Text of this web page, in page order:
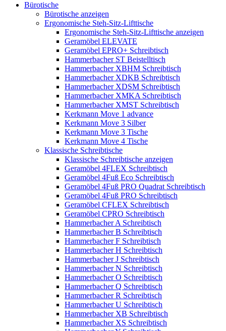
Bürotische
Bürotische anzeigen
Ergonomische Steh-Sitz-Lifttische
Ergonomische Steh-Sitz-Lifttische anzeigen
Geramöbel ELEVATE
Geramöbel EPRO+ Schreibtisch
Hammerbacher ST Beistelltisch
Hammerbacher XBHM Schreibtisch
Hammerbacher XDKB Schreibtisch
Hammerbacher XDSM Schreibtisch
Hammerbacher XMKA Schreibtisch
Hammerbacher XMST Schreibtisch
Kerkmann Move 1 advance
Kerkmann Move 3 Silber
Kerkmann Move 3 Tische
Kerkmann Move 4 Tische
Klassische Schreibtische
Klassische Schreibtische anzeigen
Geramöbel 4FLEX Schreibtisch
Geramöbel 4Fuß Eco Schreibtisch
Geramöbel 4Fuß PRO Quadrat Schreibtisch
Geramöbel 4Fuß PRO Schreibtisch
Geramöbel CFLEX Schreibtisch
Geramöbel CPRO Schreibtisch
Hammerbacher A Schreibtisch
Hammerbacher B Schreibtisch
Hammerbacher F Schreibtisch
Hammerbacher H Schreibtisch
Hammerbacher J Schreibtisch
Hammerbacher N Schreibtisch
Hammerbacher O Schreibtisch
Hammerbacher Q Schreibtisch
Hammerbacher R Schreibtisch
Hammerbacher U Schreibtisch
Hammerbacher XB Schreibtisch
Hammerbacher XS Schreibtisch